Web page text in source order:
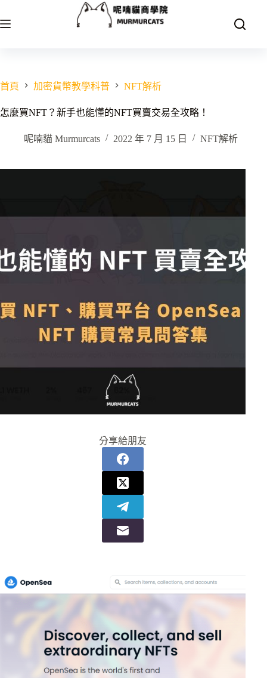
至
容
首頁 加密貨幣教學科普 NFT解析
怎麼買NFT？新手也能懂的NFT買賣交易全攻略！
呢喃貓 Murmurcats 2022 年 7 月 15 日 NFT解析
分享給朋友